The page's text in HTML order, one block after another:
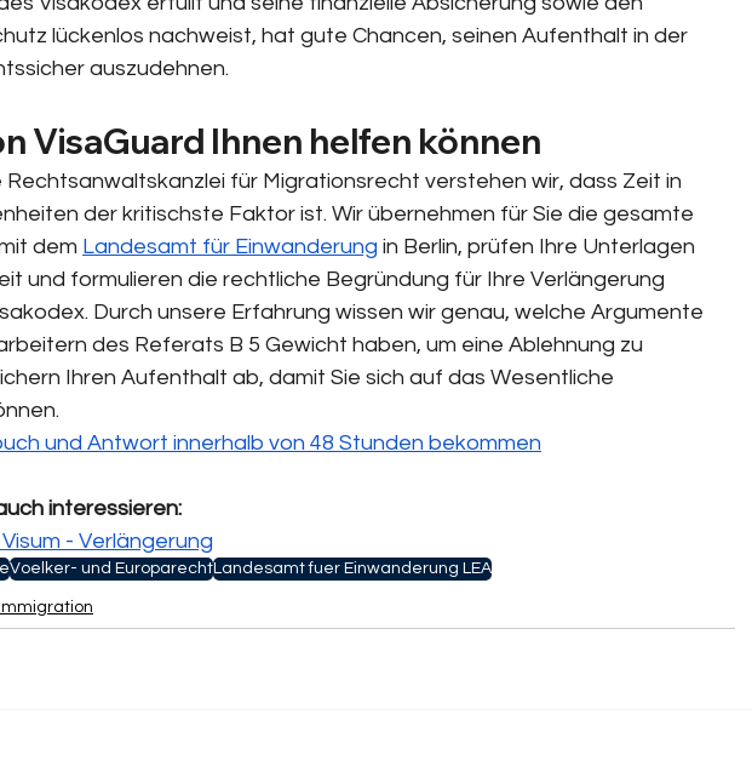
lückenlos nachweist, hat gute Chancen, seinen Aufenthalt in der
auszudehnen.
VisaGuard Ihnen helfen können
Rechtsanwaltskanzlei für Migrationsrecht verstehen wir, dass Zeit in
der kritischste Faktor ist. Wir übernehmen für Sie die gesamte
dem Landesamt für Einwanderung in Berlin, prüfen Ihre Unterlagen
und formulieren die rechtliche Begründung für Ihre Verlängerung
Durch unsere Erfahrung wissen wir genau, welche Argumente
des Referats B 5 Gewicht haben, um eine Ablehnung zu
Ihren Aufenthalt ab, damit Sie sich auf das Wesentliche
und Antwort innerhalb von 48 Stunden bekommen
interessieren:
- Verlängerung
Voelker- und EuroparechtLandesamt fuer Einwanderung LEA